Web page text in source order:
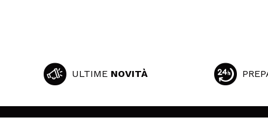
ULTIME NOVITÀ